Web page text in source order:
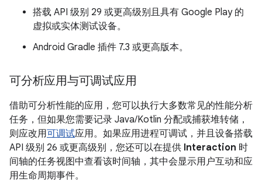
搭载 API 级别 29 或更高级别且具有 Google Play 的
虚拟或实体测试设备。
Android Gradle 插件 7.3 或更高版本。
可分析应用与可调试应用
借助可分析性能的应用，您可以执行大多数常见的性能分析
任务，但如果您需要记录 Java/Kotlin 分配或捕获堆转储，
则应改用可调试应用。如果应用进程可调试，并且设备搭载
API 级别 26 或更高级别，您还可以在提供 Interaction 时
间轴的任务视图中查看该时间轴，其中会显示用户互动和应
用生命周期事件。